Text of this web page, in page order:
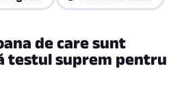
de care sunt
testul suprem pentru